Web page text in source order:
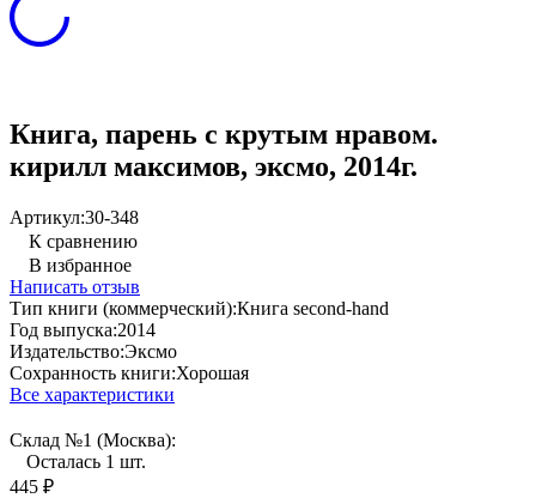
Книга, парень с крутым нравом.
кирилл максимов, эксмо, 2014г.
Артикул:30-348
К сравнению
В избранное
Написать отзыв
Тип книги (коммерческий):Книга second-hand
Год выпуска:2014
Издательство:Эксмо
Сохранность книги:Хорошая
Все характеристики
Склад №1 (Москва):
Осталась 1 шт.
445 ₽